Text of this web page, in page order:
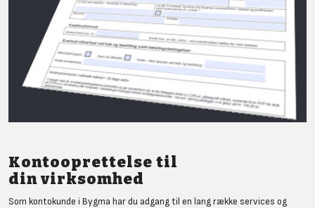
Kontooprettelse til
din virksomhed
Som kontokunde i Bygma har du adgang til en lang række services og